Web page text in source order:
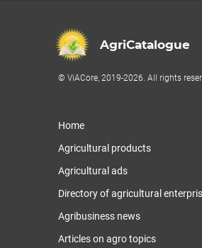
AgriCatalogue
© ViACore, 2019-2026. All rights
Home
Agricultural products
Agricultural ads
Directory of agricultural
Agribusiness news
Articles on agro topics